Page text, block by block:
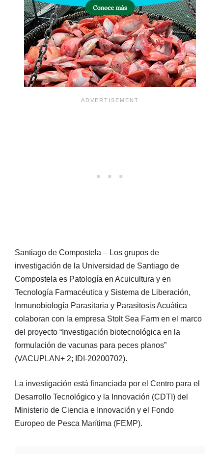
Santiago de Compostela – Los grupos de
investigación de la Universidad de Santiago de
Compostela es Patología en Acuicultura y en
Tecnología Farmacéutica y Sistema de Liberación,
Inmunobiología Parasitaria y Parasitosis Acuática
colaboran con la empresa Stolt Sea Farm en el marco
del proyecto “Investigación biotecnológica en la
formulación de vacunas para peces planos”
(VACUPLAN+ 2; IDI-20200702).
La investigación está financiada por el Centro para el
Desarrollo Tecnológico y la Innovación (CDTI) del
Ministerio de Ciencia e Innovación y el Fondo
Europeo de Pesca Marítima (FEMP).